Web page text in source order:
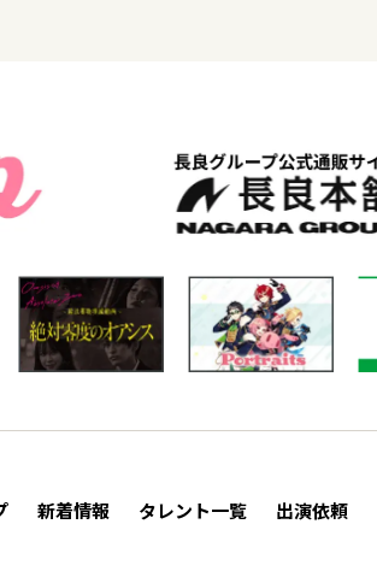
新着情報 タレント一覧 出演依頼